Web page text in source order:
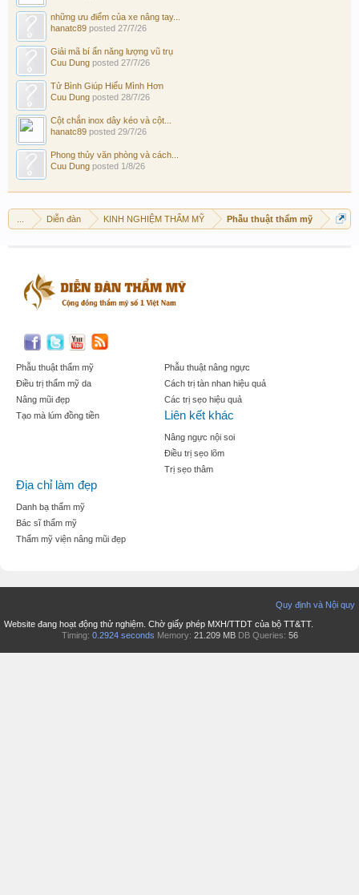
những ưu điểm của xe nâng tay...
hanatc89 posted 27/7/26
Giải mã bí ẩn năng lượng vũ trụ
Cuu Dung posted 27/7/26
Tử Bình Giúp Hiểu Mình Hơn
Cuu Dung posted 28/7/26
Cột chắn inox dây kéo và cột...
hanatc89 posted 29/7/26
Phong thủy văn phòng và cách...
Cuu Dung posted 1/8/26
... Diễn đàn KINH NGHIỆM THẨM MỸ Phẫu thuật thẩm mỹ
Phẫu thuật thẩm mỹ
Điều trị thẩm mỹ da
Nâng mũi đẹp
Tạo mà lúm đồng tiền
Phẫu thuật nâng ngực
Cách trị tàn nhan hiệu quả
Các trị sẹo hiệu quả
Liên kết khác
Nâng ngực nội soi
Điều trị sẹo lõm
Trị sẹo thâm
Địa chỉ làm đẹp
Danh bạ thẩm mỹ
Bác sĩ thẩm mỹ
Thẩm mỹ viện nâng mũi đẹp
Quy định và Nội quy
Website đang hoạt động thử nghiệm. Chờ giấy phép MXH/TTDT của bộ TT&TT.
Timing: 0.2924 seconds Memory: 21.209 MB DB Queries: 56